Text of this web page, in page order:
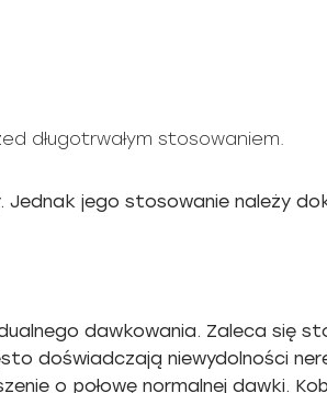
długotrwałym stosowaniem.
jego stosowanie należy
dawkowania. Zaleca się
doświadczają niewydolności
o połowę normalnej dawki.